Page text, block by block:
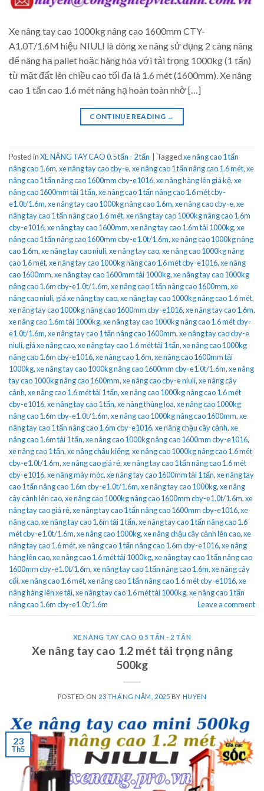
Xe nâng tay cao 1000kg nâng cao 1600mm CTY-
A1.0T/1.6M hiệu NIULI là dòng xe nâng sử dụng 2 càng nâng
để nâng hạ pallet hoặc hàng hóa với tải trọng 1000kg (1 tấn)
từ mặt đất lên chiều cao tối đa là 1.6 mét (1600mm). Xe nâng
cao 1 tấn cao 1.6 mét nâng hạ hoàn toàn nhờ […]
CONTINUE READING →
Posted inXE NÂNG TAY CAO 0.5 tấn - 2 tấn Taggedxe nâng cao 1 tấn
nâng cao 1.6m,xe nâng tay cao cby-e,xe nâng cao 1 tấn nâng cao 1.6 mét,xe
nâng cao 1 tấn nâng cao 1600mm cby-e1016,xe nâng hàng lên giá kệ,xe
nâng cao 1600mm tải 1 tấn,xe nâng cao 1 tấn nâng cao 1.6 mét cby-
e1.0t/1.6m,xe nâng tay cao 1000kg nâng cao 1.6m,xe nâng cao cby-e,xe
nâng tay cao 1 tấn nâng cao 1.6 mét,xe nâng tay cao 1000kg nâng cao 1.6m
cby-e1016,xe nâng tay cao 1600mm,xe nâng tay cao 1.6m tải 1000kg,xe
nâng cao 1 tấn nâng cao 1600mm cby-e1.0t/1.6m,xe nâng cao 1000kg nâng
cao 1.6m,xe nâng tay cao niuli,xe nâng tay cao,xe nâng cao 1000kg nâng
cao 1.6 mét,xe nâng tay cao 1000kg nâng cao 1.6 mét cby-e1016,xe nâng
cao 1600mm,xe nâng tay cao 1600mm tải 1000kg,xe nâng tay cao 1000kg
nâng cao 1.6m cby-e1.0t/1.6m,xe nâng cao 1 tấn nâng cao 1600mm,xe
nâng cao niuli, giá xe nâng tay cao,xe nâng tay cao 1000kg nâng cao 1.6 mét,
xe nâng tay cao 1000kg nâng cao 1600mm cby-e1016,xe nâng tay cao 1.6m,
xe nâng cao 1.6m tải 1000kg,xe nâng tay cao 1000kg nâng cao 1.6 mét cby-
e1.0t/1.6m,xe nâng tay cao 1 tấn nâng cao 1600mm,xe nâng tay cao cby-e
niuli, giá xe nâng cao,xe nâng tay cao 1.6 mét tải 1 tấn,xe nâng cao 1000kg
nâng cao 1.6m cby-e1016,xe nâng cao 1.6m,xe nâng cao 1600mm tải
1000kg,xe nâng tay cao 1000kg nâng cao 1600mm cby-e1.0t/1.6m,xe nâng
tay cao 1000kg nâng cao 1600mm,xe nâng cao cby-e niuli,xe nâng cây
cảnh,xe nâng cao 1.6 mét tải 1 tấn,xe nâng cao 1000kg nâng cao 1.6 mét
cby-e1016,xe nâng tay cao 1 tấn,xe nâng thùng loa,xe nâng cao 1000kg
nâng cao 1.6m cby-e1.0t/1.6m,xe nâng cao 1000kg nâng cao 1600mm,xe
nâng tay cao 1 tấn nâng cao 1.6m cby-e1016,xe nâng chậu cây cảnh,xe
nâng cao 1.6m tải 1 tấn,xe nâng cao 1000kg nâng cao 1600mm cby-e1016,
xe nâng cao 1 tấn,xe nâng chậu kiểng,xe nâng cao 1000kg nâng cao 1.6 mét
cby-e1.0t/1.6m,xe nâng cao giá rẻ,xe nâng tay cao 1 tấn nâng cao 1.6 mét
cby-e1016,xe nâng máy móc,xe nâng tay cao 1600mm tải 1 tấn,xe nâng tay
cao 1 tấn nâng cao 1.6m cby-e1.0t/1.6m,xe nâng tay cao 1000kg,xe nâng
cây cảnh lên cao,xe nâng cao 1000kg nâng cao 1600mm cby-e1.0t/1.6m,xe
nâng tay cao giá rẻ,xe nâng tay cao 1 tấn nâng cao 1600mm cby-e1016,xe
nâng cao,xe nâng tay cao 1.6m tải 1 tấn,xe nâng tay cao 1 tấn nâng cao 1.6
mét cby-e1.0t/1.6m,xe nâng cao 1000kg,xe nâng chậu cây cảnh lên cao,xe
nâng tay cao 1.6 mét,xe nâng cao 1 tấn nâng cao 1.6m cby-e1016,xe nâng
hàng lên cao,xe nâng cao 1.6 mét tải 1000kg,xe nâng tay cao 1 tấn nâng cao
1600mm cby-e1.0t/1.6m,xe nâng tay cao 1 tấn nâng cao 1.6m,xe nâng cây
cối,xe nâng cao 1.6 mét,xe nâng cao 1 tấn nâng cao 1.6 mét cby-e1016,xe
nâng hàng lên xe tải,xe nâng tay cao 1.6 mét tải 1000kg,xe nâng cao 1 tấn
nâng cao 1.6m cby-e1.0t/1.6m
Leave a comment
XE NÂNG TAY CAO 0.5 TẤN - 2 TẤN
Xe nâng tay cao 1.2 mét tải trọng nâng
500kg
POSTED ON 23 THÁNG NĂM, 2025 BY HUYEN
23
Th5